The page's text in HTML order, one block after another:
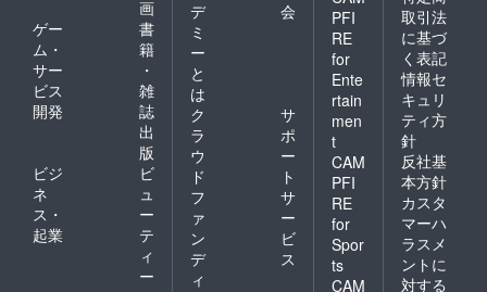
画
ゲー
ム・
サー
ビス
開発
書
籍
・
雑
誌
出
版
ビジ
ネ
ス・
起業
ビ
ュ
ー
テ
ィ
ー
デ
ミ
ー
と
は
会
ク
ラ
ウ
ド
フ
ァ
ン
デ
ィ
サ
ポ
ー
ト
サ
ー
ビ
ス
PFI
RE
for
Ente
rtain
men
t
CAM
PFI
RE
for
Spor
ts
CAM
取引法
に基づ
く表記
情報セ
キュリ
ティ方
針
反社基
本方針
カスタ
マーハ
ラスメ
ントに
対する